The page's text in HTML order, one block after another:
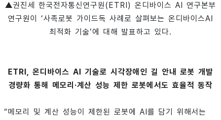
▲권진세 한국전자통신연구원(ETRI) 온디바이스 AI 연구본부
연구원이 ‘사족로봇 가이드독 사례로 살펴보는 온디바이스AI
최적화 기술’에 대해 발표하고 있다.
ETRI, 온디바이스 AI 기술로 시각장애인 길 안내 로봇 개발
경량화 통해 메모리·계산 성능 제한 로봇에서도 효율적 동작
“메모리 및 계산 성능이 제한된 로봇에 AI를 담기 위해서는